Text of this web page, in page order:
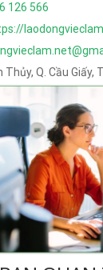
126 566
Q. Cầu Giấy,